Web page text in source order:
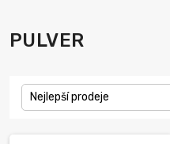
PULVER
Nejlepší prodeje